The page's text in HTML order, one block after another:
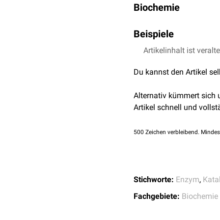
Biochemie
ist das Produkt der ersten
Reaktion usw.
Enzym zum anderen
Beispiele
Fettsäuresynthase
Artikelinhalt ist
Du kannst den Artikel
Alternativ kümmert sich
Artikel schnell und
500 Zeichen verbleibend.
Stichworte: Enzym,
Fachgebiete: Biochemie